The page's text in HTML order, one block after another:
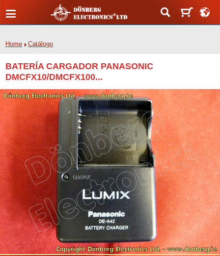
Home Catálogo
BATERÍA CARGADOR PANASONIC
DMCFX10/DMCFX100...